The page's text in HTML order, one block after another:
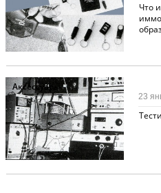
Что
Аксессуары
23